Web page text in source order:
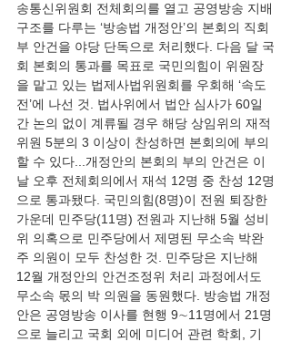
송통신위원회 전체회의를 열고 공영방송 지배
구조를 다루는 ‘방송법 개정안’의 본회의 직회
부 안건을 야당 단독으로 처리했다. 다음 달 국
회 본회의 통과를 목표로 국민의힘이 위원장
을 맡고 있는 법제사법위원회를 우회해 ‘속도
전’에 나선 것. 법사위에서 법안 심사가 60일
간 논의 없이 계류될 경우 해당 상임위의 재적
위원 5분의 3 이상이 찬성하면 본회의에 부의
할 수 있다...개정안의 본회의 부의 안건은 이
날 오후 전체회의에서 재석 12명 중 찬성 12명
으로 통과됐다. 국민의힘(8명)이 전원 퇴장한
가운데 민주당(11명) 전원과 지난해 5월 성비
위 의혹으로 민주당에서 제명된 무소속 박완
주 의원이 모두 찬성한 것. 민주당은 지난해
12월 개정안의 안건조정위 처리 과정에서도
무소속 몫의 박 의원을 동원했다. 방송법 개정
안은 공영방송 이사를 현행 9∼11명에서 21명
으로 늘리고 국회 외에 미디어 관련 학회, 기